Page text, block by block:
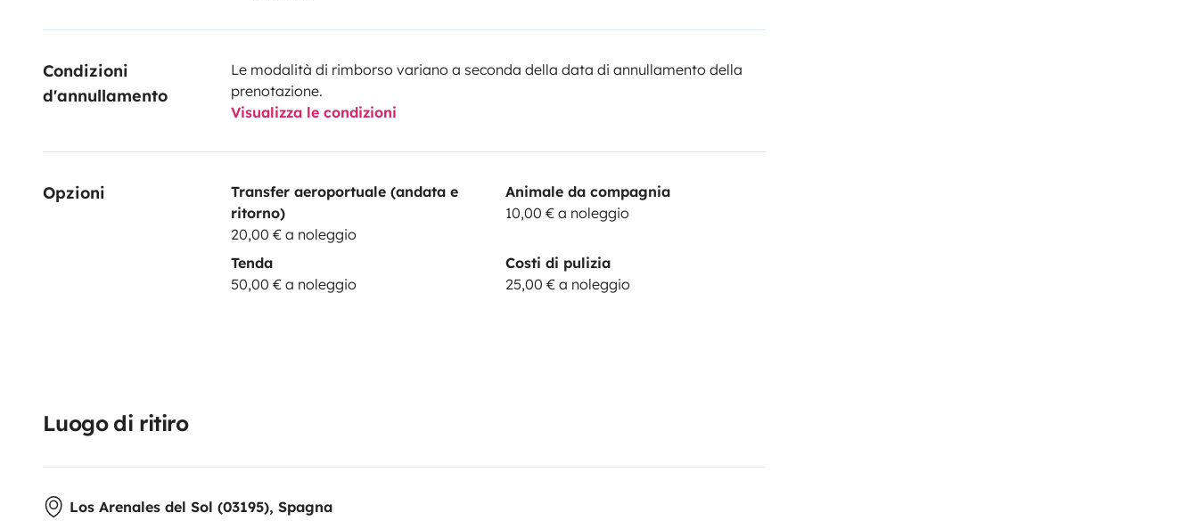
Condizioni
d'annullamento
Le modalità di rimborso variano a seconda della data di annullamento della
prenotazione.
Visualizza le condizioni
Opzioni
Transfer aeroportuale (andata e
ritorno)
20,00 € a noleggio
Animale da compagnia
10,00 € a noleggio
Tenda
50,00 € a noleggio
Costi di pulizia
25,00 € a noleggio
Luogo di ritiro
Los Arenales del Sol (03195), Spagna